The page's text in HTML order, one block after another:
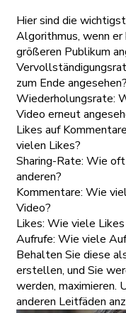
Hier sind die
Algorithmus, wenn
größeren Publikum
zum Ende angesehen?
Wiederholungsrate:
Video erneut
Likes auf
vielen Likes?
Sharing-Rate: Wie
anderen?
Kommentare: Wie
Video?
Likes: Wie viele
Aufrufe: Wie viele
Behalten Sie diese
erstellen, und Sie
werden, maximieren.
anderen Leitfäden